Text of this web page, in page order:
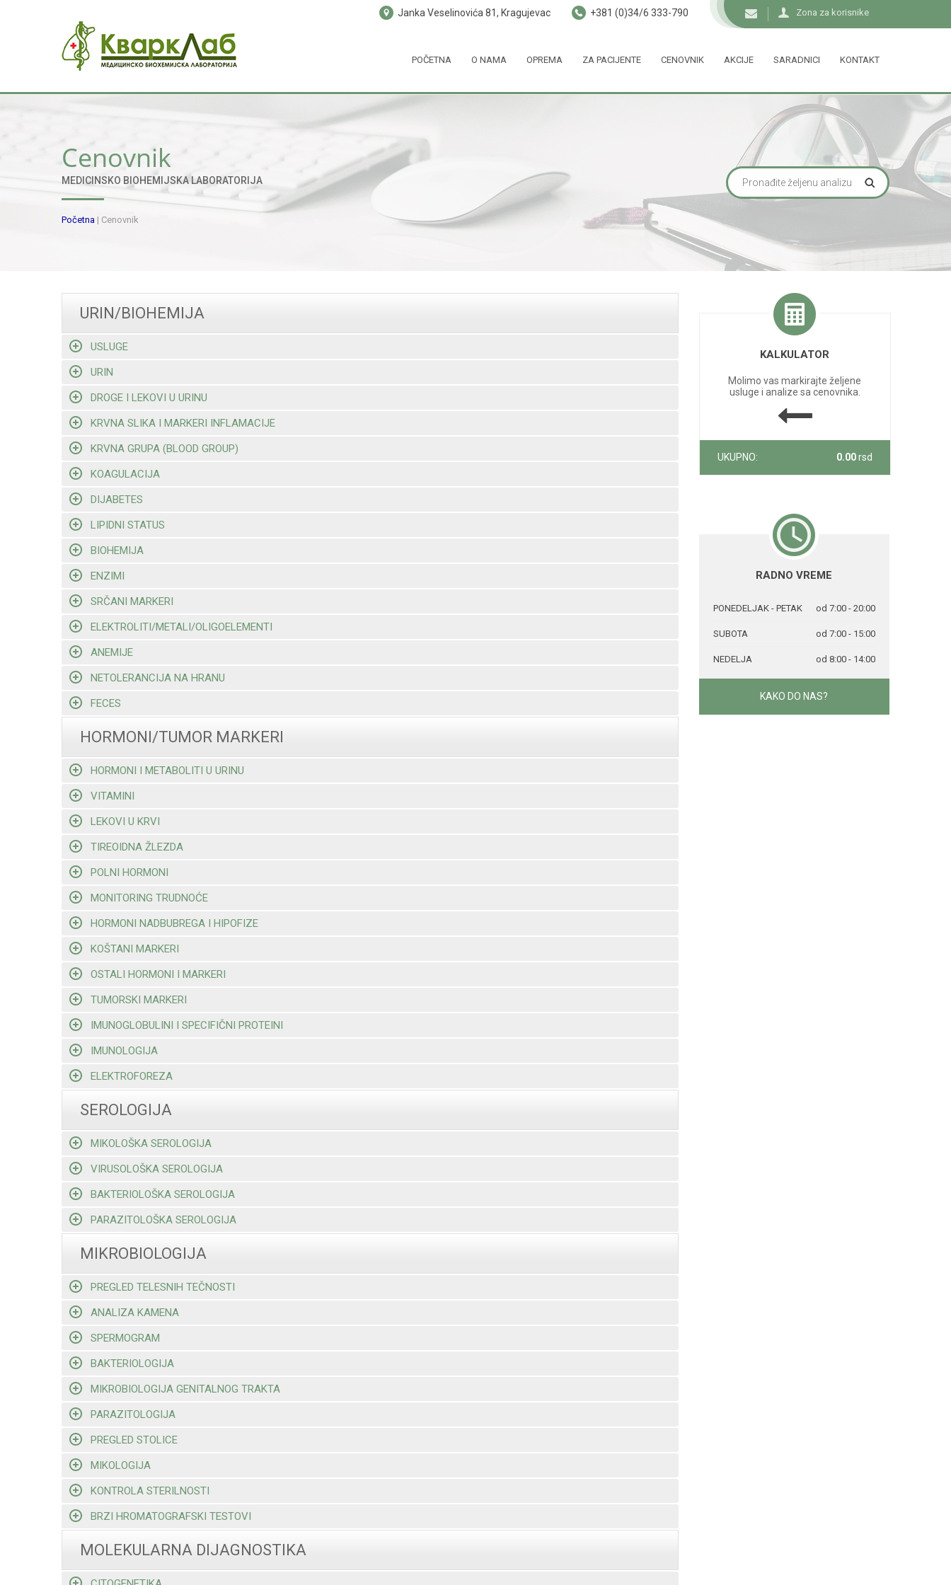
Zona za korisnike
Janka Veselinovića 81, Kragujevac +381 (0)34/6 333-790
POČETNA O NAMA OPREMA ZA PACIJENTE CENOVNIK AKCIJE SARADNICI KONTAKT
Cenovnik
MEDICINSKO BIOHEMIJSKA LABORATORIJA
Početna | Cenovnik
URIN/BIOHEMIJA
USLUGE
URIN
DROGE I LEKOVI U URINU
KRVNA SLIKA I MARKERI INFLAMACIJE
KRVNA GRUPA (BLOOD GROUP)
KOAGULACIJA
DIJABETES
LIPIDNI STATUS
BIOHEMIJA
ENZIMI
SRČANI MARKERI
ELEKTROLITI/METALI/OLIGOELEMENTI
ANEMIJE
NETOLERANCIJA NA HRANU
FECES
HORMONI/TUMOR MARKERI
HORMONI I METABOLITI U URINU
VITAMINI
LEKOVI U KRVI
TIREOIDNA ŽLEZDA
POLNI HORMONI
MONITORING TRUDNOĆE
HORMONI NADBUBREGA I HIPOFIZE
KOŠTANI MARKERI
OSTALI HORMONI I MARKERI
TUMORSKI MARKERI
IMUNOGLOBULINI I SPECIFIČNI PROTEINI
IMUNOLOGIJA
ELEKTROFOREZA
SEROLOGIJA
MIKOLOŠKA SEROLOGIJA
VIRUSOLOŠKA SEROLOGIJA
BAKTERIOLOŠKA SEROLOGIJA
PARAZITOLOŠKA SEROLOGIJA
MIKROBIOLOGIJA
PREGLED TELESNIH TEČNOSTI
ANALIZA KAMENA
SPERMOGRAM
BAKTERIOLOGIJA
MIKROBIOLOGIJA GENITALNOG TRAKTA
PARAZITOLOGIJA
PREGLED STOLICE
MIKOLOGIJA
KONTROLA STERILNOSTI
BRZI HROMATOGRAFSKI TESTOVI
MOLEKULARNA DIJAGNOSTIKA
KALKULATOR
Molimo vas markirajte željene
usluge i analize sa cenovnika.
UKUPNO: 0.00rsd
RADNO VREME
PONEDELJAK - PETAK od 7:00 - 20:00
SUBOTA od 7:00 - 15:00
NEDELJA od 8:00 - 14:00
KAKO DO NAS?